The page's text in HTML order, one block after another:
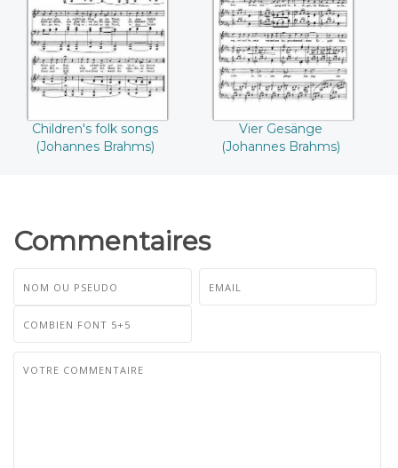
songs ((Johannes
Brahms))
Children's folk songs
(Johannes Brahms)
((Johannes
Brahms))
Vier Gesänge
(Johannes Brahms)
Commentaires